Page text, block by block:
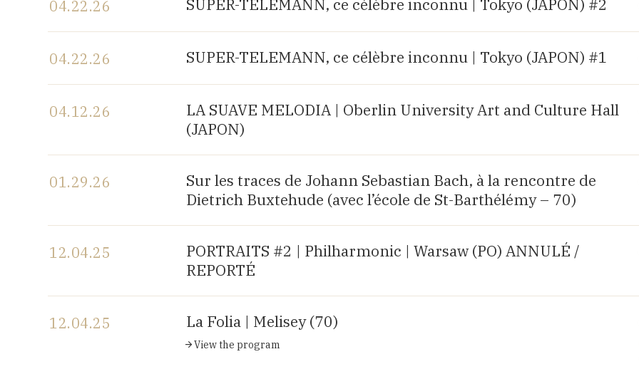
04.22.26 SUPER-TELEMANN, ce célèbre inconnu | Tokyo (JAPON) #2
04.22.26 SUPER-TELEMANN, ce célèbre inconnu | Tokyo (JAPON) #1
04.12.26
LA SUAVE MELODIA | Oberlin University Art and Culture Hall
(JAPON)
01.29.26
Sur les traces de Johann Sebastian Bach, à la rencontre de
Dietrich Buxtehude (avec l’école de St-Barthélémy – 70)
12.04.25
PORTRAITS #2 | Philharmonic | Warsaw (PO) ANNULÉ /
REPORTÉ
12.04.25 La Folia | Melisey (70)
View the program